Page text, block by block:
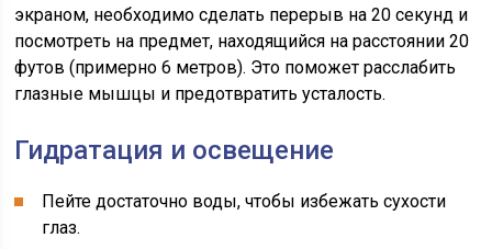
экраном, необходимо сделать перерыв на 20 секунд и
посмотреть на предмет, находящийся на расстоянии 20
футов (примерно 6 метров). Это поможет расслабить
глазные мышцы и предотвратить усталость.
Гидратация и освещение
Пейте достаточно воды, чтобы избежать сухости
глаз.